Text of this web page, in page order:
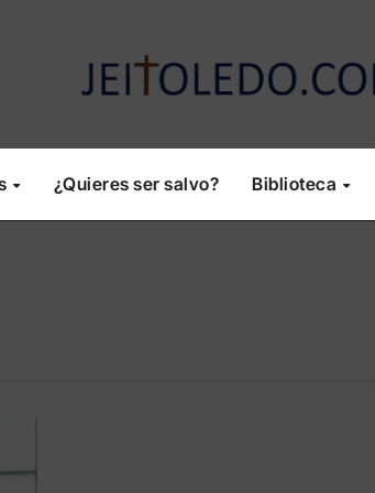
¿Quieres ser salvo? Biblioteca